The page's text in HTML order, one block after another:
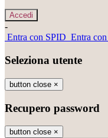
-
Entra con SPID Entra
Seleziona utente
button close ×
Recupero password
button close ×